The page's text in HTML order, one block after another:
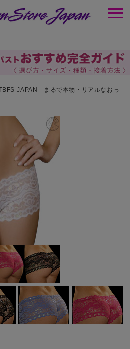
JAPAN まるで本物・リアルなおっ